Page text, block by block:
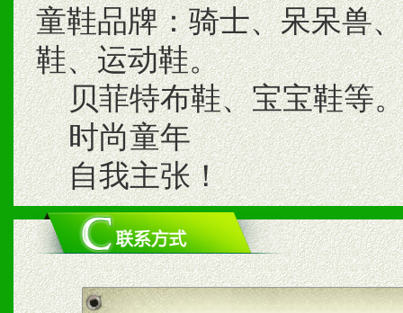
童鞋品牌：骑士、呆呆兽
鞋、运动鞋。
贝菲特布鞋、宝宝鞋等
时尚童年
自我主张！